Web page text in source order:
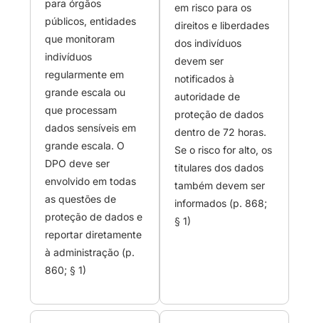
para órgãos
públicos, entidades
que monitoram
indivíduos
regularmente em
grande escala ou
que processam
dados sensíveis em
grande escala. O
DPO deve ser
envolvido em todas
as questões de
proteção de dados e
reportar diretamente
à administração (p.
860; § 1)
em risco para os
direitos e liberdades
dos indivíduos
devem ser
notificados à
autoridade de
proteção de dados
dentro de 72 horas.
Se o risco for alto, os
titulares dos dados
também devem ser
informados (p. 868;
§ 1)